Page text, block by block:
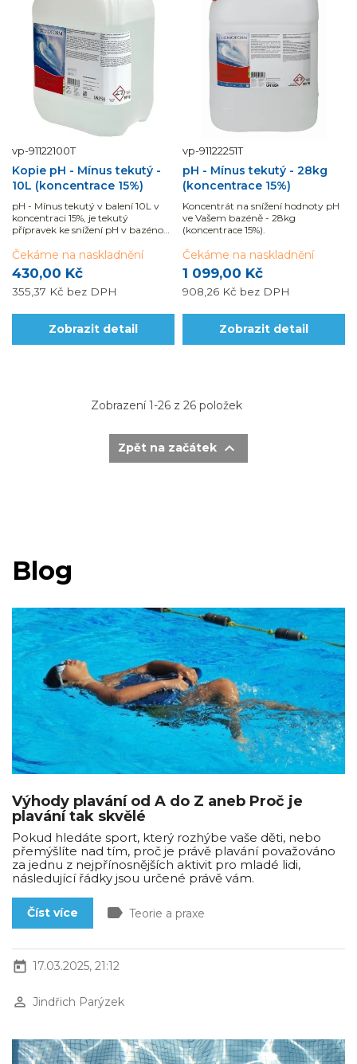
vp-91122100T
Kopie pH - Mínus tekutý -
10L (koncentrace 15%)
pH - Mínus tekutý v balení 10L v
koncentraci 15%, je tekutý
přípravek ke snížení pH v bazénové
automatické dávkování.
430,00 Kč
355,37 Kč bez DPH
Čekáme na naskladnění
Zobrazit detail
vp-91122251T
pH - Mínus tekutý - 28kg
(koncentrace 15%)
Koncentrát na snížení hodnoty pH
ve Vašem bazéně - 28kg
(koncentrace 15%).
1 099,00 Kč
908,26 Kč bez DPH
Čekáme na naskladnění
Zobrazit detail
Zobrazení 1-26 z 26 položek
Zpět na začátek 
Blog
Výhody plavání od A do Z aneb Proč je
plavání tak skvělé
Pokud hledáte sport, který rozhýbe vaše děti, nebo
přemýšlíte nad tím, proč je právě plavání považováno
za jednu z nejpřínosnějších aktivit pro mladé lidi,
následující řádky jsou určené právě vám.
Číst více label Teorie a praxe
today 17.03.2025, 21:12
perm_identity Jindřich Parýzek